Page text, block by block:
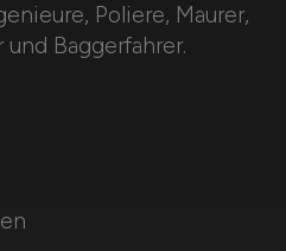
Poliere, Maurer,
Baggerfahrer.